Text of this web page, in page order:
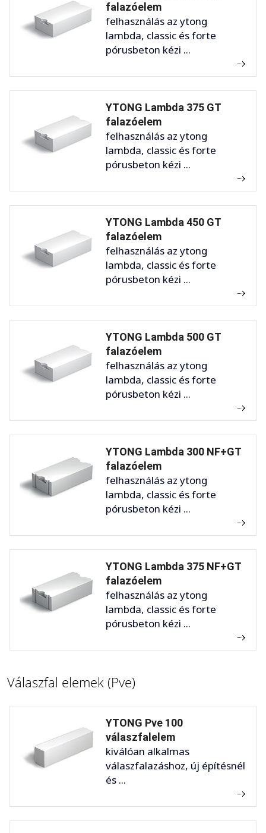
falazóelem
felhasználás az ytong
lambda, classic és forte
pórusbeton kézi ...
YTONG Lambda 375 GT
falazóelem
felhasználás az ytong
lambda, classic és forte
pórusbeton kézi ...
YTONG Lambda 450 GT
falazóelem
felhasználás az ytong
lambda, classic és forte
pórusbeton kézi ...
YTONG Lambda 500 GT
falazóelem
felhasználás az ytong
lambda, classic és forte
pórusbeton kézi ...
YTONG Lambda 300 NF+GT
falazóelem
felhasználás az ytong
lambda, classic és forte
pórusbeton kézi ...
YTONG Lambda 375 NF+GT
falazóelem
felhasználás az ytong
lambda, classic és forte
pórusbeton kézi ...
Válaszfal elemek (Pve)
YTONG Pve 100
válaszfalelem
kiválóan alkalmas
válaszfalazáshoz, új építésnél
és ...